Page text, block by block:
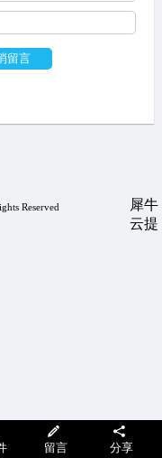
Reserved
犀牛
云提
留言 分享